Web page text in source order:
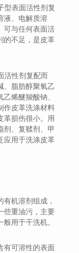
型表面活性剂复
液、电解质溶
可与任何表面活
的不足，是皮革
活性剂复配而
、脂肪醇聚氧乙
烯醚羧酸钠、
作皮革洗涤材料
革损伤很小。用
剂、复鞣剂、甲
应用于洗涤皮革
机溶剂组成，
些重油污，主要
用于干洗机。
有可溶性的表面